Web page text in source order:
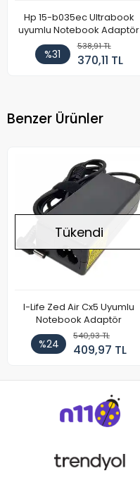
Hp 15-b035ec Ultrabook
uyumlu Notebook Adaptör
%31
538,91 TL
370,11 TL
Benzer Ürünler
Tükendi
I-Life Zed Air Cx5 Uyumlu
Notebook Adaptör
%24
540,93 TL
409,97 TL